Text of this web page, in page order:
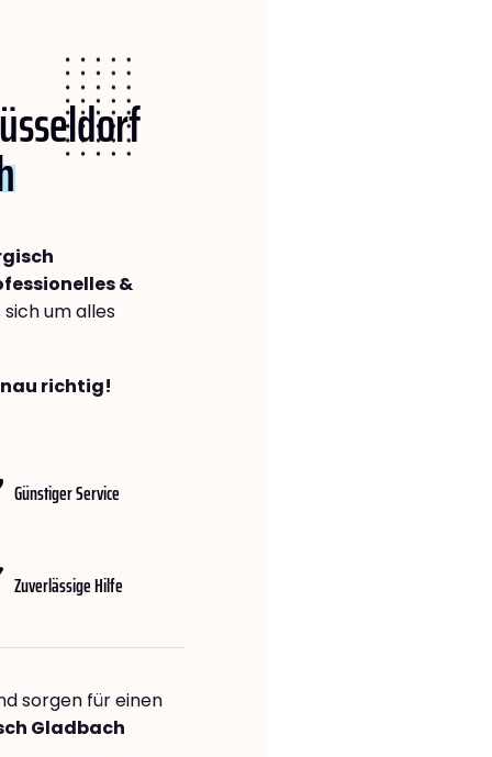
&
sich um alles
richtig!
Günstiger Service
Zuverlässige Hilfe
sorgen für einen
Gladbach